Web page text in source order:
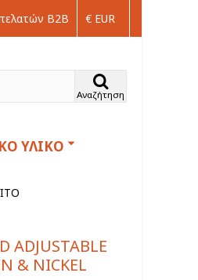
€ EUR
Β2Β
Αναζήτηση
ΥΛΙΚΟ
ADJUSTABLE
& NICKEL